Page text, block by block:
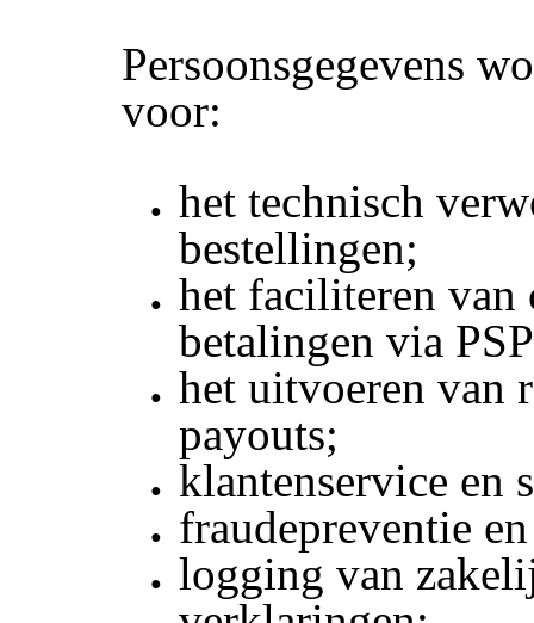
Persoonsgegevens
voor:
het technisch
bestellingen;
het faciliteren van
betalingen via
het uitvoeren van
payouts;
klantenservice en
fraudepreventie
logging van